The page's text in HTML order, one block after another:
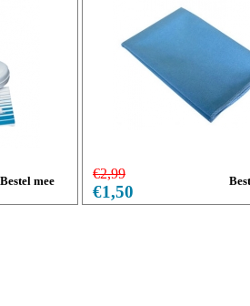
€2,99
€1,50